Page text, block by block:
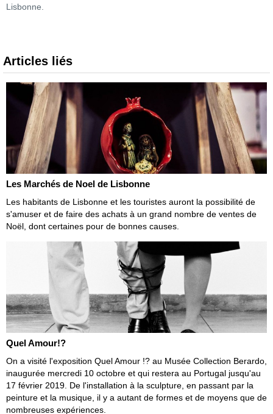
Lisbonne.
Articles liés
Les Marchés de Noel de Lisbonne
Les habitants de Lisbonne et les touristes auront la possibilité de
s'amuser et de faire des achats à un grand nombre de ventes de
Noël, dont certaines pour de bonnes causes.
Quel Amour!?
On a visité l'exposition Quel Amour !? au Musée Collection Berardo,
inaugurée mercredi 10 octobre et qui restera au Portugal jusqu'au
17 février 2019. De l'installation à la sculpture, en passant par la
peinture et la musique, il y a autant de formes et de moyens que de
nombreuses expériences.